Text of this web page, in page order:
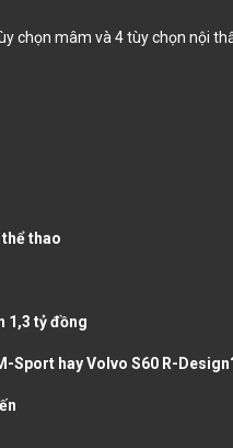
chọn mâm và 4 tùy chọn nội
thao
1,3 tỷ đồng
Sport hay Volvo S60 R-